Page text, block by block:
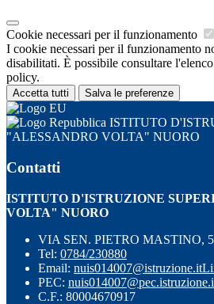
Cookie necessari per il funzionamento
I cookie necessari per il funzionamento
disabilitati. È possibile consultare
policy.
Accetta tutti Salva le preferenze
ISTITUTO
"ALESSANDRO VOLTA" NUORO
Contatti
ISTITUTO D'ISTRUZIONE
VOLTA" NUORO
VIA SEN. PIETRO MASTINO,
Tel: 0784/230880
Email: nuis014007@istruzione.it
PEC:
C.F.: 80004670917